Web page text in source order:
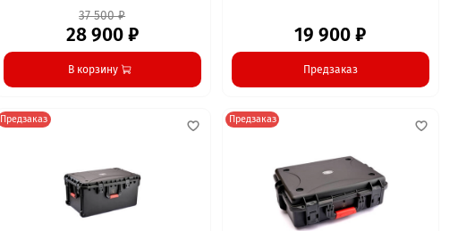
37 500 ₽
28 900 ₽
В корзину
19 900 ₽
Предзаказ
Предзаказ Предзаказ